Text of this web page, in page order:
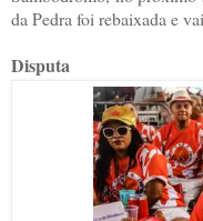
da Pedra foi rebaixada e
Disputa